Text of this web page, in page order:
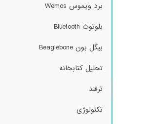
برد ویموس Wemos
بلوتوث Bluetooth
بیگل بون Beaglebone
تحلیل کتابخانه
ترفند
تکنولوژی